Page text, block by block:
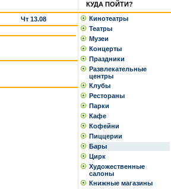
Чт 13.08
КУДА ПОЙТИ?
Кинотеатры
Театры
Музеи
Концерты
Праздники
Развлекательные
центры
Клубы
Рестораны
Парки
Кафе
Кофейни
Пиццерии
Бары
Цирк
Художественные
салоны
Книжные магазины